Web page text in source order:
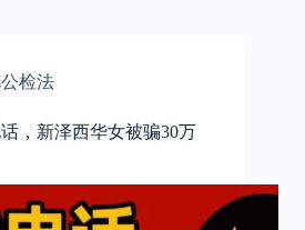
检法
，新泽西华女被骗30万